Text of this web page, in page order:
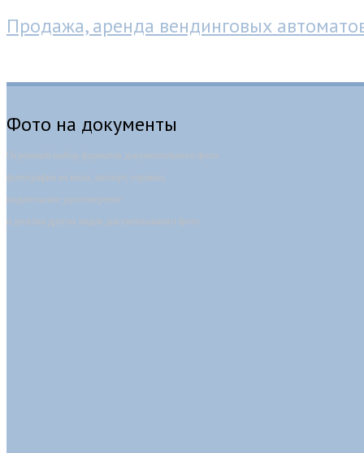
Продажа, аренда вендинговых
Фото на документы
Огромный выбор форматов документального фото:
фотографии на визы, паспорт, справки,
водительское удостоверение
и десятки других видов документального фото